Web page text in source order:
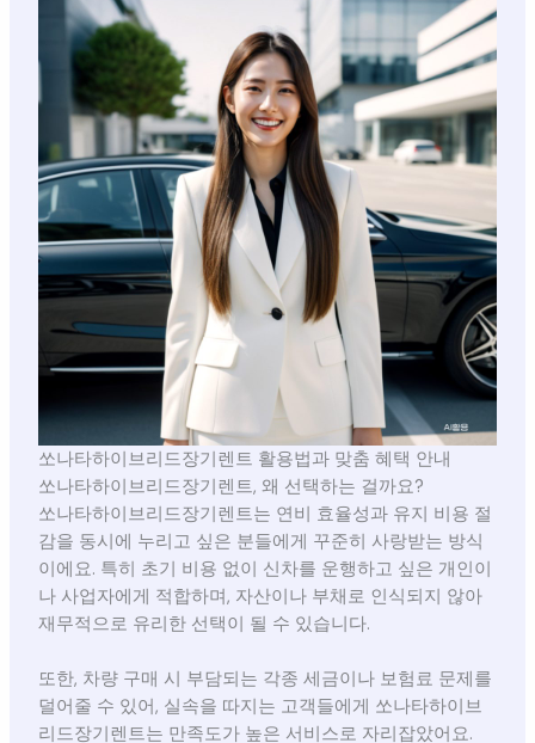
쏘나타하이브리드장기렌트 활용법과 맞춤 혜택 안내
쏘나타하이브리드장기렌트, 왜 선택하는 걸까요?
쏘나타하이브리드장기렌트는 연비 효율성과 유지 비용 절
감을 동시에 누리고 싶은 분들에게 꾸준히 사랑받는 방식
이에요. 특히 초기 비용 없이 신차를 운행하고 싶은 개인이
나 사업자에게 적합하며, 자산이나 부채로 인식되지 않아
재무적으로 유리한 선택이 될 수 있습니다.
또한, 차량 구매 시 부담되는 각종 세금이나 보험료 문제를
덜어줄 수 있어, 실속을 따지는 고객들에게 쏘나타하이브
리드장기렌트는 만족도가 높은 서비스로 자리잡았어요.